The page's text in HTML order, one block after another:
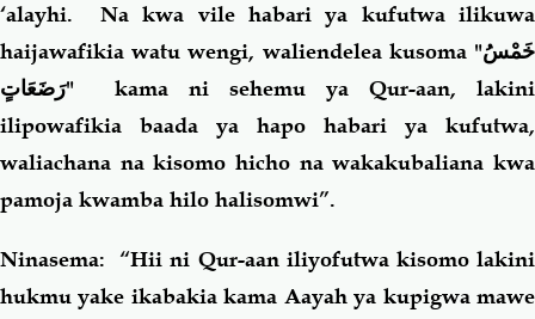
‘alayhi. Na kwa vile habari ya kufutwa ilikuwa
haijawafikia watu wengi, waliendelea kusoma "خَمْسُ
رَضَعَاتٍ"
kama ni sehemu ya Qur-aan, lakini
ilipowafikia baada ya hapo habari ya kufutwa,
waliachana na kisomo hicho na wakakubaliana kwa
pamoja kwamba hilo halisomwi”.
Ninasema: “Hii ni Qur-aan iliyofutwa kisomo lakini
hukmu yake ikabakia kama Aayah ya kupigwa mawe